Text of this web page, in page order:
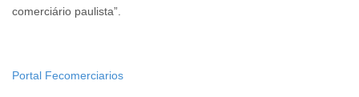
comerciário paulista”.
Portal Fecomerciarios